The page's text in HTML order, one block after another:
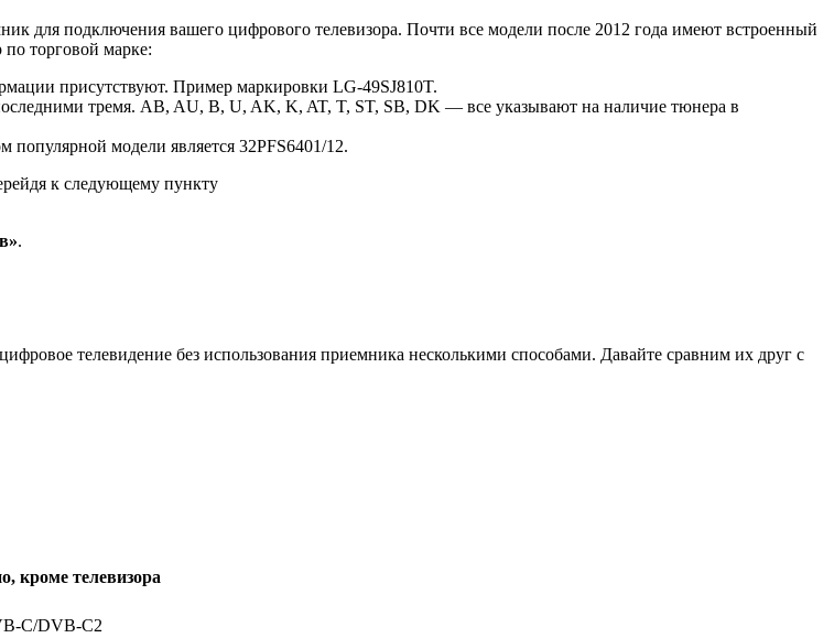
для подключения вашего цифрового телевизора. Почти все модели после 2012 года имеют встроенный
торговой марке:
присутствуют. Пример маркировки LG-49SJ810T.
тремя. AB, AU, B, U, AK, K, AT, T, ST, SB, DK — все указывают на наличие тюнера в
модели является 32PFS6401/12.
к следующему пункту
.
телевидение без использования приемника несколькими способами. Давайте сравним их друг с
кроме телевизора
C/DVB-C2